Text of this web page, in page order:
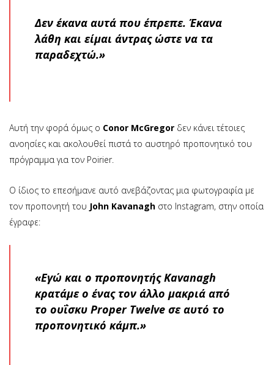
Δεν έκανα αυτά που έπρεπε. Έκανα
λάθη και είμαι άντρας ώστε να τα
παραδεχτώ.»
Αυτή την φορά όμως ο Conor McGregor δεν κάνει τέτοιες
ανοησίες και ακολουθεί πιστά το αυστηρό προπονητικό του
πρόγραμμα για τον Poirier.
Ο ίδιος το επεσήμανε αυτό ανεβάζοντας μια φωτογραφία με
τον προπονητή του John Kavanagh στο Instagram, στην οποία
έγραφε:
«Εγώ και ο προπονητής Kavanagh
κρατάμε ο ένας τον άλλο μακριά από
το ουΐσκυ Proper Twelve σε αυτό το
προπονητικό κάμπ.»